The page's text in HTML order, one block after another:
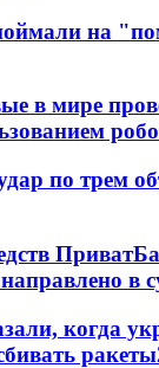
на
в мире
по трем
в
когда
ракеты